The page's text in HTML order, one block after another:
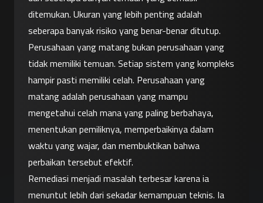
ditemukan. Ukuran yang lebih penting adalah
seberapa banyak risiko yang benar-benar ditutup.
Perusahaan yang matang bukan perusahaan yang
tidak memiliki temuan. Setiap sistem yang kompleks
hampir pasti memiliki celah. Perusahaan yang
matang adalah perusahaan yang mampu
mengetahui celah mana yang paling berbahaya,
menentukan pemiliknya, memperbaikinya dalam
waktu yang wajar, dan membuktikan bahwa
perbaikan tersebut efektif.
Remediasi menjadi masalah terbesar karena ia
menuntut lebih dari sekadar kemampuan teknis. Ia